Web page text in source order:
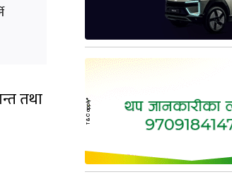
तथा